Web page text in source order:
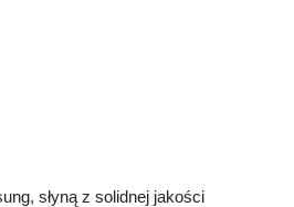
słyną z solidnej jakości